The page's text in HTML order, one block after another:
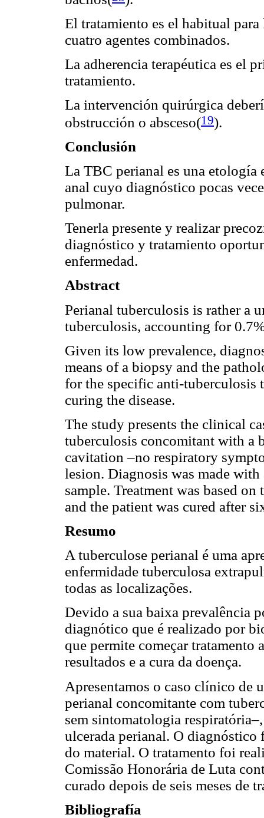
El tratamiento es el habitual
cuatro agentes combinados.
La adherencia terapéutica es el
tratamiento.
La intervención quirúrgica
obstrucción o absceso(19).
Conclusión
La TBC perianal es una etología
anal cuyo diagnóstico pocas
pulmonar.
Tenerla presente y realizar
diagnóstico y tratamiento
enfermedad.
Abstract
Perianal tuberculosis is rather a
tuberculosis, accounting for
Given its low prevalence,
means of a biopsy and the
for the specific anti-tuberculosis
curing the disease.
The study presents the clinical
tuberculosis concomitant with a
cavitation –no respiratory
lesion. Diagnosis was made
sample. Treatment was based
and the patient was cured after
Resumo
A tuberculose perianal é uma
enfermidade tuberculosa
todas as localizações.
Devido a sua baixa prevalência
diagnótico que é realizado por
que permite começar
resultados e a cura da doença.
Apresentamos o caso clínico de
perianal concomitante com
sem sintomatologia
ulcerada perianal. O
do material. O tratamento foi
Comissão Honorária de Luta
curado depois de seis meses de
Bibliografía